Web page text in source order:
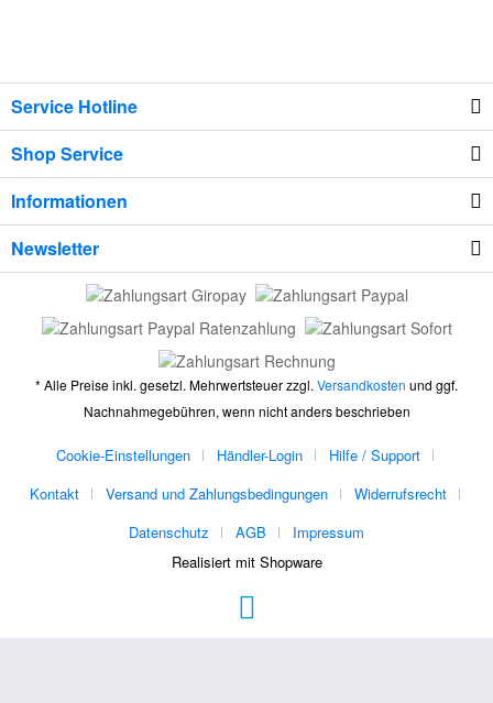
Service Hotline
Shop Service
Informationen
Newsletter
* Alle Preise inkl. gesetzl. Mehrwertsteuer zzgl. Versandkosten und ggf.
Nachnahmegebühren, wenn nicht anders beschrieben
Cookie-Einstellungen Händler-Login
Hilfe / Support
Kontakt
Versand und Zahlungsbedingungen
Widerrufsrecht
Datenschutz
AGB
Impressum
Realisiert mit Shopware